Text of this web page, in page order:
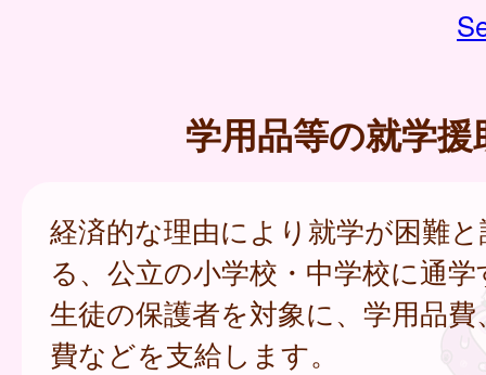
学用品等の就学援
経済的な理由により就学が困難
る、公立の小学校・中学校に通
生徒の保護者を対象に、学用品費
費などを支給します。